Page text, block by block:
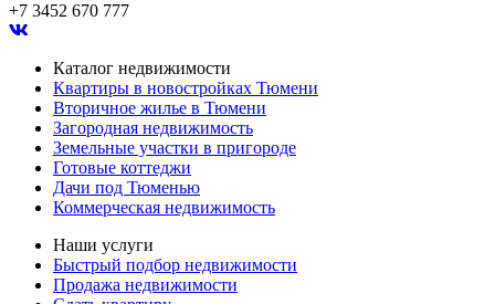
+7 3452 670 777
Каталог недвижимости
Квартиры в новостройках Тюмени
Вторичное жилье в Тюмени
Загородная недвижимость
Земельные участки в пригороде
Готовые коттеджи
Дачи под Тюменью
Коммерческая недвижимость
Наши услуги
Быстрый подбор недвижимости
Продажа недвижимости